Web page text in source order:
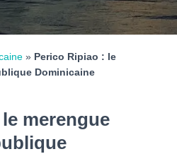
» Perico Ripiao : le
Dominicaine
merengue